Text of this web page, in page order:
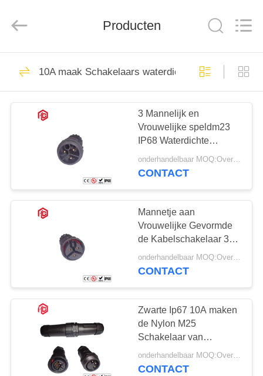
HUIS
PRODUCTEN
ONGEVEER
FABRIEKSREIS
KWALITEITSCONTROLE
SITEMAP
PRIVACY
POLICY
Ltd..
Waterdichte
Cirkelschakelaar
475
Laag Voltage
Waterdichte
Schakelaar
60
Waterdichte
Gegevensschakelaar
41
Producten
10A maak Schakelaars waterdicht
3 Mannelijk en
Vrouwelijke speldm23
IP68 Waterdichte
Cirkelschakelaars
onderhandelbaar MOQ:Overeen te komen
CONTACT
Mannetje aan
Vrouwelijke Gevormde
de Kabelschakelaar 3
van Ip67 M23
Speldpa66 Nylon
onderhandelbaar MOQ:Overeen te komen
CONTACT
Zwarte Ip67 10A maken
de Nylon M25
Schakelaar van
Schakelaarspvc
waterdicht
onderhandelbaar MOQ:Overeen te komen
CONTACT